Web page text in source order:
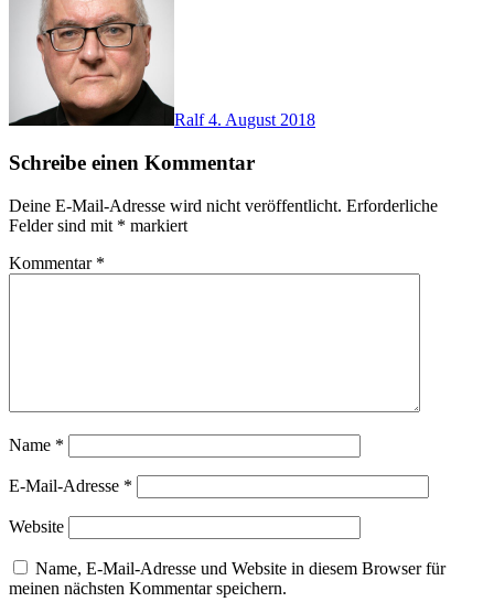
Ralf4. August 2018
Schreibe einen Kommentar
Deine E-Mail-Adresse wird nicht veröffentlicht. Erforderliche
Felder sind mit * markiert
Kommentar *
Name *
E-Mail-Adresse *
Website
Name, E-Mail-Adresse und Website in diesem Browser für
meinen nächsten Kommentar speichern.